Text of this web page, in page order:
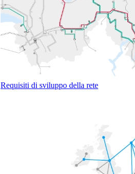
Requisiti di sviluppo della rete